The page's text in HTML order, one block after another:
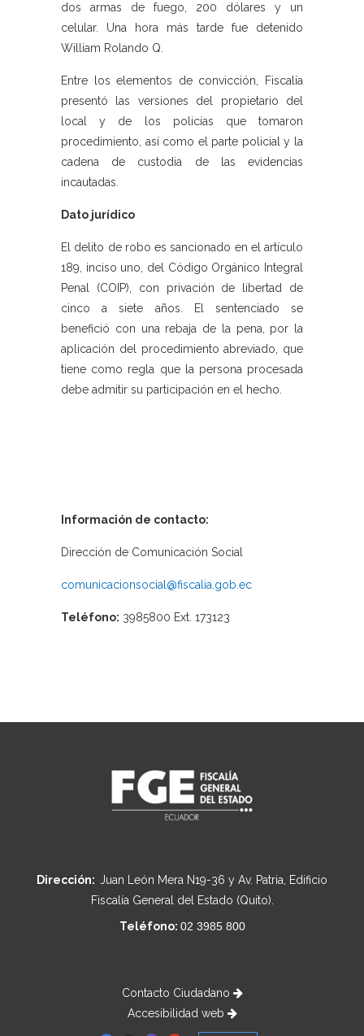
dos armas de fuego, 200 dólares y un
celular. Una hora más tarde fue detenido
William Rolando Q.
Entre los elementos de convicción, Fiscalía
presentó las versiones del propietario del
local y de los policías que tomaron
procedimiento, así como el parte policial y la
cadena de custodia de las evidencias
incautadas.
Dato jurídico
El delito de robo es sancionado en el artículo
189, inciso uno, del Código Orgánico Integral
Penal (COIP), con privación de libertad de
cinco a siete años. El sentenciado se
benefició con una rebaja de la pena, por la
aplicación del procedimiento abreviado, que
tiene como regla que la persona procesada
debe admitir su participación en el hecho.
Información de contacto:
Dirección de Comunicación Social
comunicacionsocial@fiscalia.gob.ec
Teléfono: 3985800 Ext. 173123
Dirección: Juan León Mera N19-36 y Av. Patria, Edificio
Fiscalía General del Estado (Quito).
Teléfono: 02 3985 800
Contacto Ciudadano
Accesibilidad web